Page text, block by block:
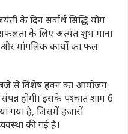
के दिन सर्वार्थ सिद्धि योग
सफलता के लिए अत्यंत शुभ माना
और मांगलिक कार्यों का फल
बजे से विशेष हवन का आयोजन
होगी। इसके पश्चात शाम 6
गया है, जिसमें हजारों
की गई है।